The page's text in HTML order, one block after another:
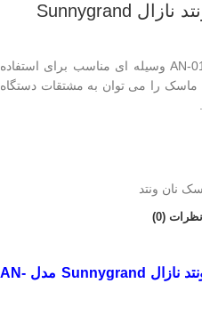
ماسک سی پپ و بای پپ ونتد نازال Sunnygrand
ماسک ونتد نازال Sunnygrand مدل AN-01 وسیله ای مناسب برای استفاده
را می توان به مشتقات دستگاه
نان ونتد
نظرات (0)
نازال Sunnygrand مدل AN-